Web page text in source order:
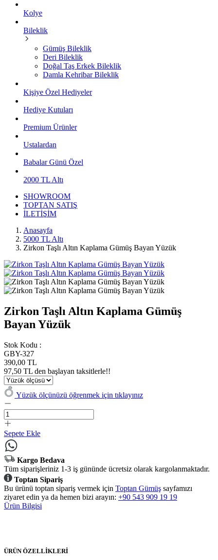
Kolye
Bileklik
Gümüş Bileklik
Deri Bileklik
Doğal Taş Erkek Bileklik
Damla Kehribar Bileklik
Kişiye Özel Hediyeler
Hediye Kutuları
Premium Ürünler
Ustalardan
Babalar Günü Özel
2000 TL Altı
SHOWROOM
TOPTAN SATIŞ
İLETİŞİM
Anasayfa
5000 TL Altı
Zirkon Taşlı Altın Kaplama Gümüş Bayan Yüzük
Zirkon Taşlı Altın Kaplama Gümüş
Bayan Yüzük
Stok Kodu :
GBY-327
390,00 TL
97,50 TL den başlayan taksitlerle!!
Yüzük ölçünüzü öğrenmek için tıklayınız
Sepete Ekle
Kargo Bedava
Tüm siparişleriniz 1-3 iş gününde ücretsiz olarak kargolanmaktadır.
Toptan Sipariş
Bu ürünü toptan sipariş vermek için Toptan Gümüş sayfamızı
ziyaret edin ya da hemen bizi arayın: +90 543 909 19 19
Ürün Bilgisi
ÜRÜN ÖZELLİKLERİ